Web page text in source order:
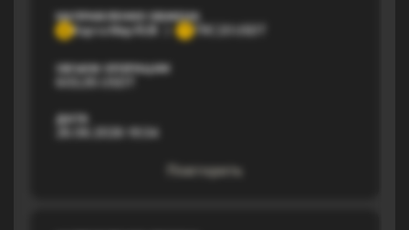
НАПРАВЛЕНИЕ ОБМЕНА
Карта Мир RUB
ОБЪЕМ ОПЕРАЦИИ
ДАТА
26.06.2026 19:34
Повторить